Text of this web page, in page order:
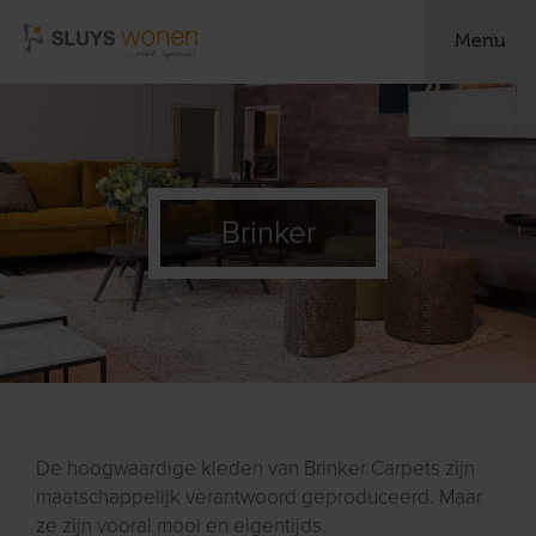
Menu
Brinker
De hoogwaardige kleden van Brinker Carpets zijn
maatschappelijk verantwoord geproduceerd. Maar
ze zijn vooral mooi en eigentijds.